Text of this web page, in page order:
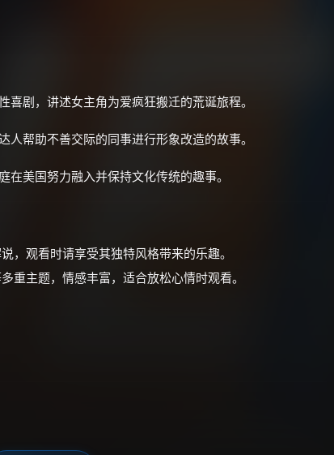
喜剧，讲述女主角为爱疯狂搬迁的荒诞旅程。
人帮助不善交际的同事进行形象改造的故事。
在美国努力融入并保持文化传统的趣事。
观看时请享受其独特风格带来的乐趣。
主题，情感丰富，适合放松心情时观看。